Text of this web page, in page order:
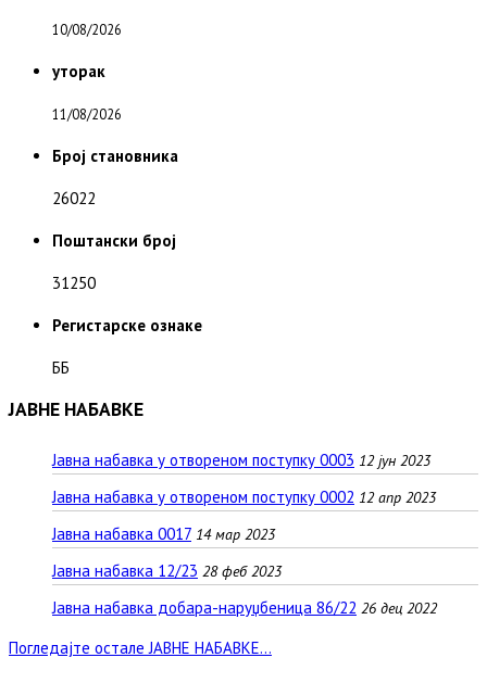
10/08/2026
уторак
11/08/2026
Број становника
26022
Поштански број
31250
Регистарске ознаке
ББ
ЈАВНЕ НАБАВКЕ
Јавна набавка у отвореном поступку 0003 12 јун 2023
Јавна набавка у отвореном поступку 0002 12 апр 2023
Јавна набавка 0017 14 мар 2023
Јавна набавка 12/23 28 феб 2023
Јавна набавка добара-наруџбеница 86/22 26 дец 2022
Погледајте остале ЈАВНЕ НАБАВКЕ...